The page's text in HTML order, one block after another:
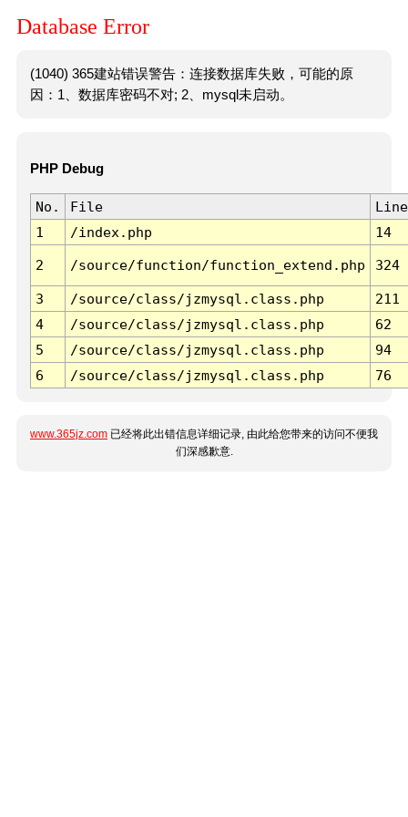
Database Error
(1040) 365建站错误警告：连接数据库失败，可能的原
因：1、数据库密码不对; 2、mysql未启动。
PHP Debug
No. File
Line
1
/index.php 14
2 /source/function/function_extend.php 324
3 /source/class/jzmysql.class.php
211
4
/source/class/jzmysql.class.php
62
5
/source/class/jzmysql.class.php
94
6
/source/class/jzmysql.class.php 76
www.365jz.com 已经将此出错信息详细记录, 由此给您带来的访问不便我
们深感歉意.